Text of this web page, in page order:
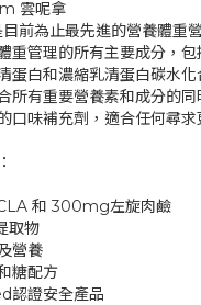
雲呢拿
前為止最先進的營養體重
重管理的所有主要成分，
蛋白和濃縮乳清蛋白碳水化
所有重要營養素和成分的
口味補充劑，適合任何尋
和 300mg左旋肉鹼
取物
營養
糖配方
認證安全產品